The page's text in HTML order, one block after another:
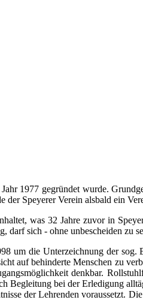
1977 gegründet wurde.
Speyerer Verein alsbald ein
was 32 Jahre zuvor in
sich - ohne unbescheiden zu
um die Unterzeichnung der
auf behinderte Menschen zu
denkbar.
bei der Erledigung
der Lehrenden voraussetzt.